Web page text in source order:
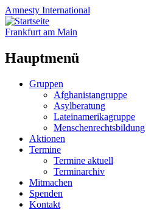
Amnesty International
Frankfurt am Main
Hauptmenü
Zum
Gruppen
Afghanistangruppe
Asylberatung
Lateinamerikagruppe
Menschenrechtsbildung
Aktionen
Termine
Termine aktuell
Terminarchiv
Mitmachen
Spenden
Kontakt